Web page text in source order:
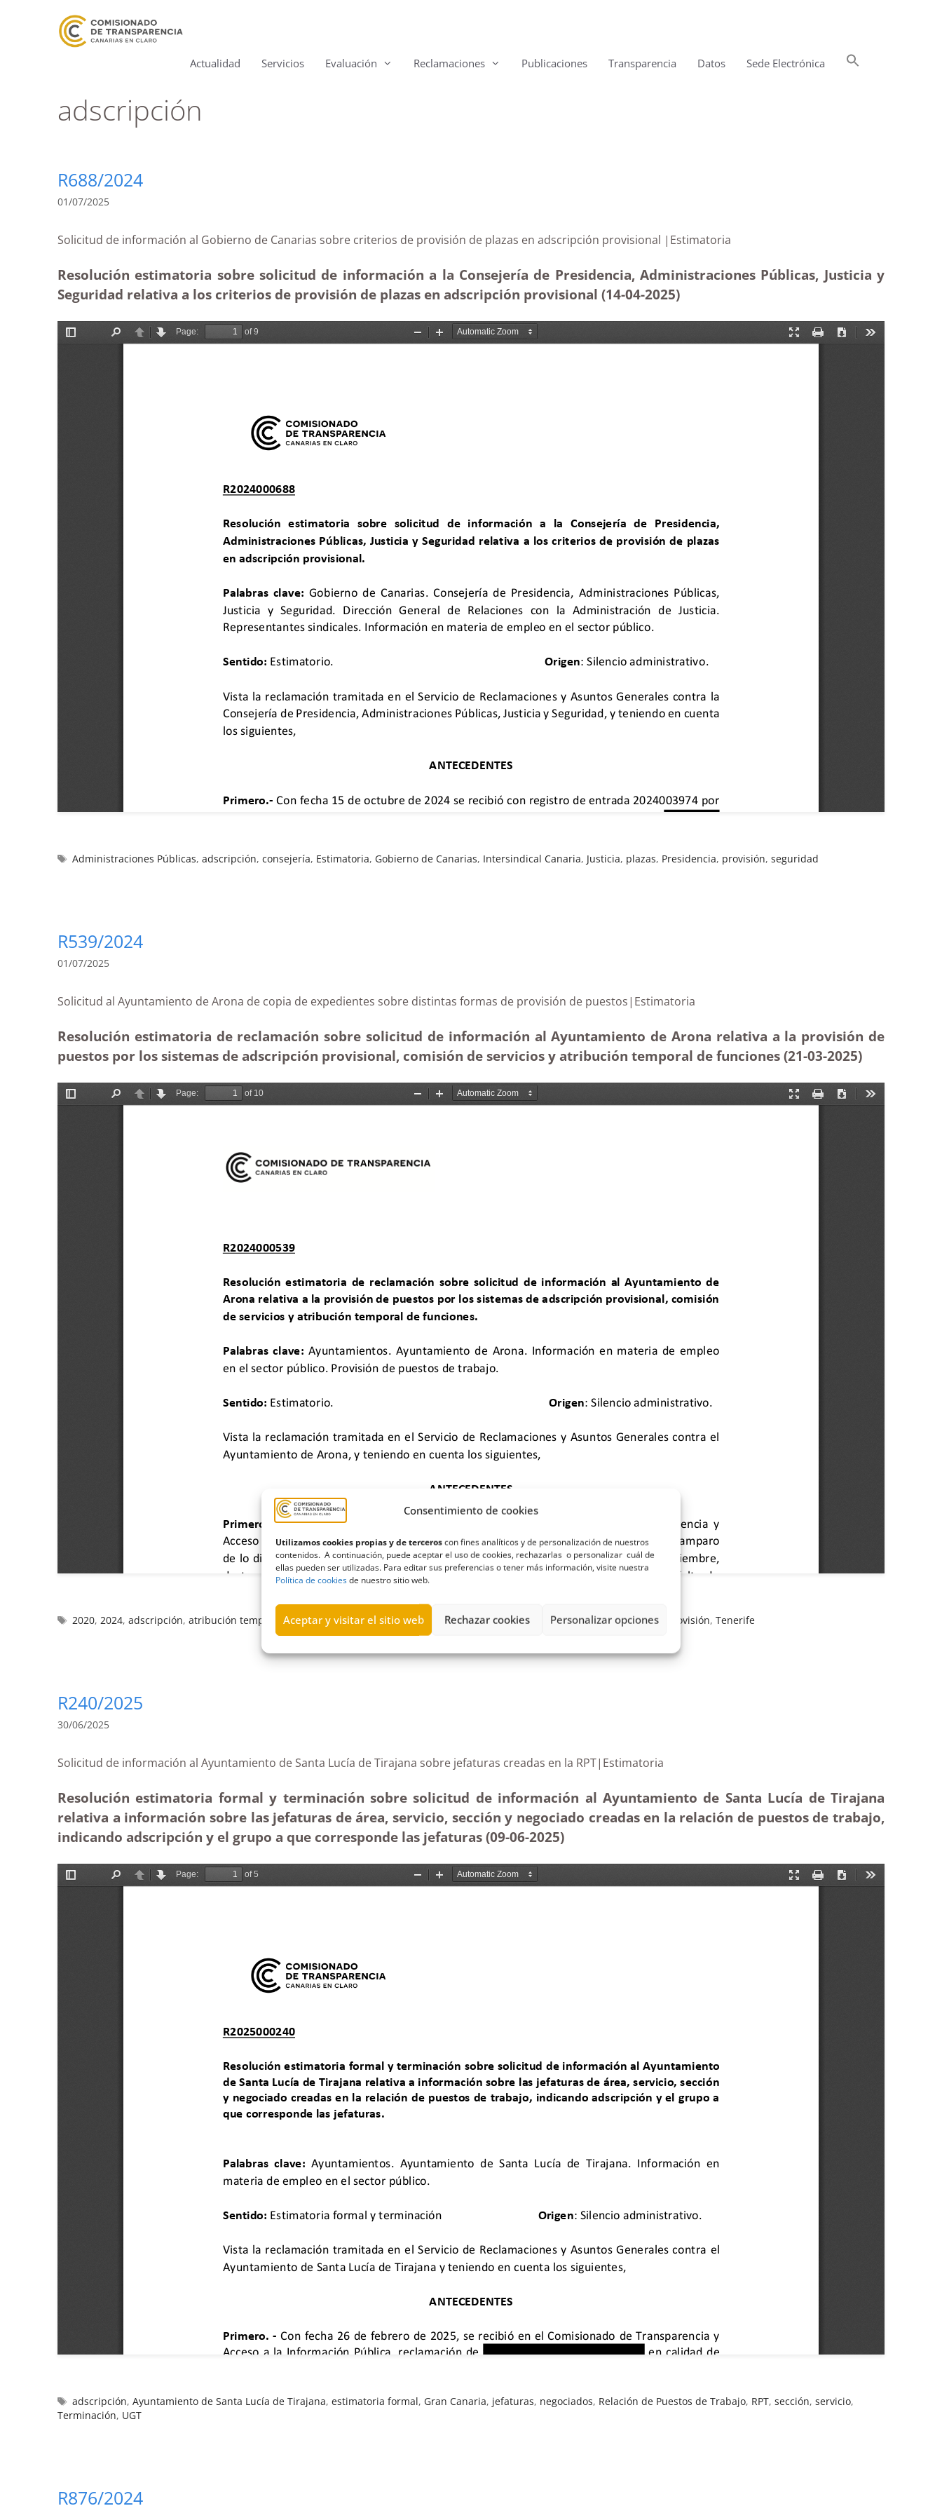
Consentimiento de cookies
Utilizamos cookies propias y de terceroscon fines analíticos y de personalización de nuestros
contenidos. A continuación, puede aceptar el uso de cookies, rechazarlas o personalizar cuál de
ellas pueden ser utilizadas. Para editar sus preferencias o tener más información, visite nuestra
Política de cookiesde nuestro sitio web.
Aceptar y visitar el sitio web Rechazar cookies Personalizar opciones
Actualidad Servicios Evaluación Reclamaciones Publicaciones Transparencia Datos Sede Electrónica
adscripción
R688/2024
01/07/2025
Solicitud de información al Gobierno de Canarias sobre criterios de provisión de plazas en adscripción provisional |Estimatoria
Resolución estimatoria sobre solicitud de información a la Consejería de Presidencia, Administraciones Públicas, Justicia y
Seguridad relativa a los criterios de provisión de plazas en adscripción provisional (14-04-2025)
Administraciones Públicas,adscripción,consejería, Estimatoria, Gobierno de Canarias, Intersindical Canaria, Justicia, plazas, Presidencia, provisión,seguridad
R539/2024
01/07/2025
Solicitud al Ayuntamiento de Arona de copia de expedientes sobre distintas formas de provisión de puestos|Estimatoria
Resolución estimatoria de reclamación sobre solicitud de información al Ayuntamiento de Arona relativa a la provisión de
puestos por los sistemas de adscripción provisional, comisión de servicios y atribución temporal de funciones (21-03-2025)
2020,2024,adscripción,atribución temporal de funciones,Ayuntamiento de Arona,comisión de servicios,enero,Estimatoria provisión,Tenerife
R240/2025
30/06/2025
Solicitud de información al Ayuntamiento de Santa Lucía de Tirajana sobre jefaturas creadas en la RPT|Estimatoria
Resolución estimatoria formal y terminación sobre solicitud de información al Ayuntamiento de Santa Lucía de Tirajana
relativa a información sobre las jefaturas de área, servicio, sección y negociado creadas en la relación de puestos de trabajo,
indicando adscripción y el grupo a que corresponde las jefaturas (09-06-2025)
adscripción,Ayuntamiento de Santa Lucía de Tirajana,estimatoria formal, Gran Canaria, jefaturas, negociados, Relación de Puestos de Trabajo, RPT,sección,servicio,
Terminación, UGT
R876/2024